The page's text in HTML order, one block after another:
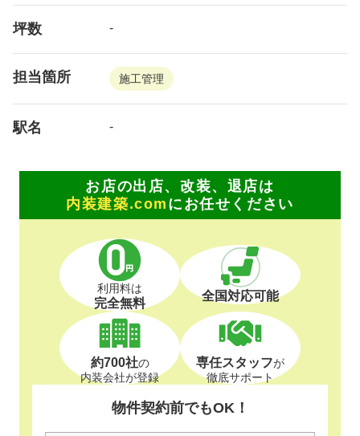
坪数 -
担当箇所 施工管理
駅名 -
お店の出店、改装、退店は
内装建築.com にお任せください
利用料は
完全無料 全国対応可能
約700社の
内装会社が登録
専任スタッフが
徹底サポート
物件契約前でもOK！